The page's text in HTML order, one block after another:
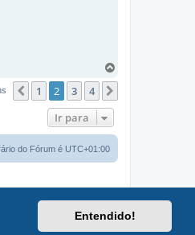
Entendido!
o
Anterior
1 2 3 4
Ir para
do Fórum é UTC+01:00